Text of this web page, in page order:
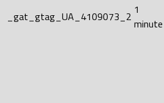
_gat_gtag_UA_4109073_2 1
minute